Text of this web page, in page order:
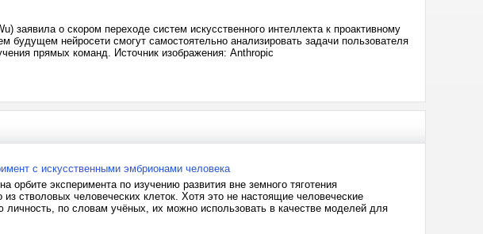
заявила о скором переходе систем искусственного интеллекта к проактивному
будущем нейросети смогут самостоятельно анализировать задачи пользователя
прямых команд. Источник изображения: Anthropic
с искусственными эмбрионами человека
орбите эксперимента по изучению развития вне земного тяготения
из стволовых человеческих клеток. Хотя это не настоящие человеческие
по словам учёных, их можно использовать в качестве моделей для